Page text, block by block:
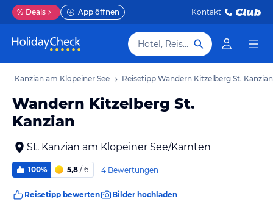
% Deals App öffnen Kontakt
Hotel, Reiseziel
St. Kanzian am Klopeiner See Reisetipp Wandern Kitzelberg St. Kanzian
Wandern Kitzelberg St.
Kanzian
St. Kanzian am Klopeiner See/Kärnten
100% 5,8 / 6 4 Bewertungen
Reisetipp bewerten Bilder hochladen